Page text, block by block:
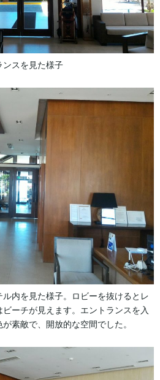
ンスを見た様子
ル内を見た様子。ロビーを抜けるとレ
ーチが見えます。エントランスを入
素敵で、開放的な空間でした。